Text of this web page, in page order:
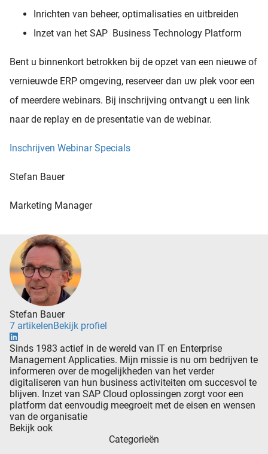
Inrichten van beheer, optimalisaties en uitbreiden
Inzet van het SAP Business Technology Platform
Bent u binnenkort betrokken bij de opzet van een nieuwe of
vernieuwde ERP omgeving, reserveer dan uw plek voor een
of meerdere webinars. Bij inschrijving ontvangt u een link
naar de replay en de presentatie van de webinar.
Inschrijven Webinar Specials
Stefan Bauer
Marketing Manager
Stefan Bauer
7 artikelenBekijk profiel
Sinds 1983 actief in de wereld van IT en Enterprise
Management Applicaties. Mijn missie is nu om bedrijven te
informeren over de mogelijkheden van het verder
digitaliseren van hun business activiteiten om succesvol te
blijven. Inzet van SAP Cloud oplossingen zorgt voor een
platform dat eenvoudig meegroeit met de eisen en wensen
van de organisatie
Bekijk ook
Categorieën